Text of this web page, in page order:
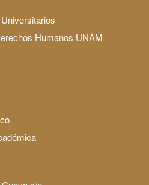
Humanos UNAM